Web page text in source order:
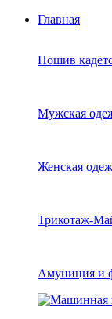
Главная
Пошив
Мужская
Женская
Трикотаж-
Амуниция и